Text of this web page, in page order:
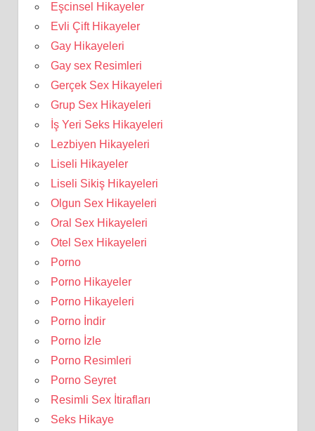
Eşcinsel Hikayeler
Evli Çift Hikayeler
Gay Hikayeleri
Gay sex Resimleri
Gerçek Sex Hikayeleri
Grup Sex Hikayeleri
İş Yeri Seks Hikayeleri
Lezbiyen Hikayeleri
Liseli Hikayeler
Liseli Sikiş Hikayeleri
Olgun Sex Hikayeleri
Oral Sex Hikayeleri
Otel Sex Hikayeleri
Porno
Porno Hikayeler
Porno Hikayeleri
Porno İndir
Porno İzle
Porno Resimleri
Porno Seyret
Resimli Sex İtirafları
Seks Hikaye